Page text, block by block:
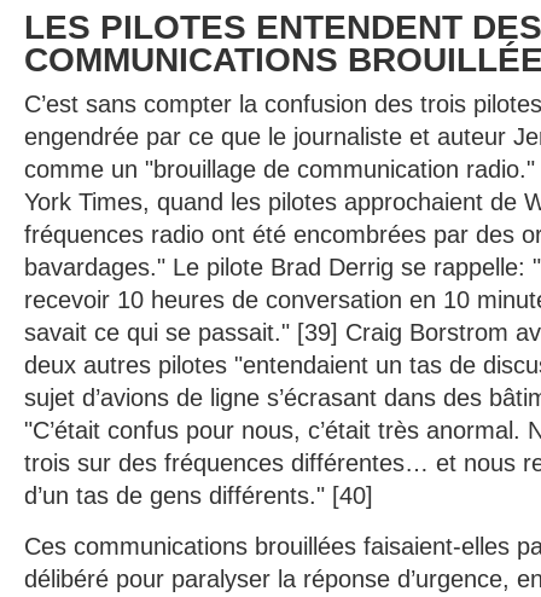
LES PILOTES ENTENDENT DES
COMMUNICATIONS
C’est sans compter la confusion des trois
engendrée par ce que le journaliste et auteur
comme un "brouillage de communication
York Times, quand les pilotes approchaient de
fréquences radio ont été encombrées par des
bavardages." Le pilote Brad Derrig se rappelle:
recevoir 10 heures de conversation en 10
savait ce qui se passait." [39] Craig Borstrom
deux autres pilotes "entendaient un tas de
sujet d’avions de ligne s’écrasant dans des
"C’était confus pour nous, c’était très anormal.
trois sur des fréquences différentes… et nous
d’un tas de gens différents." [40]
Ces communications brouillées faisaient-elles
délibéré pour paralyser la réponse d’urgence,